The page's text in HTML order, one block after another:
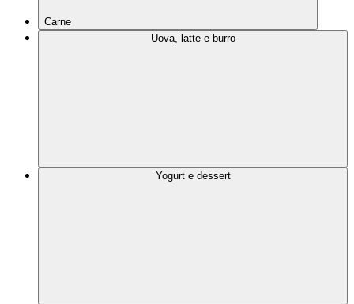
Carne
Uova, latte e burro
Yogurt e dessert